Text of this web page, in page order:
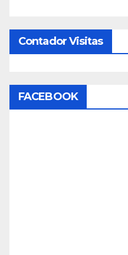
Contador Visitas
FACEBOOK